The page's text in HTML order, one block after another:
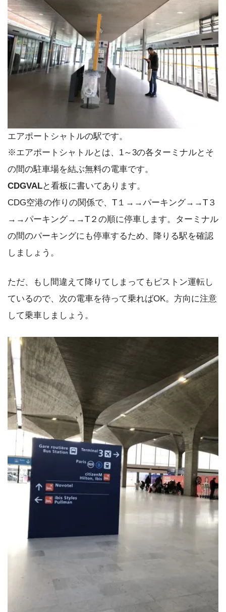
エアポートシャトルの駅です。
※エアポートシャトルとは、1～3の各ターミナルとそ
の間の駐車場を結ぶ無料の電車です。
CDGVALと看板に書いてあります。
CDG空港の作りの関係で、 T１→→パーキング→→T３
→→パーキング→→T２ の順に停車します。ターミナル
の間のパーキングにも停車するため、降りる駅を確認
しましょう。
ただ、もし間違えて降りてしまってもピストン運転し
ているので、次の電車を待って乗ればOK。方向に注意
して乗車しましょう。